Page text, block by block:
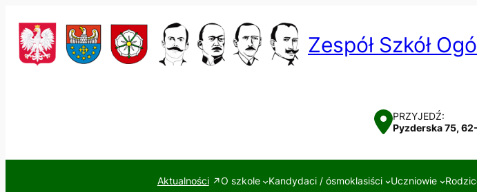
do
treści
Zespół Szkół
PRZYJEDŹ:
Pyzderska 75,
Aktualności O szkole Kandydaci / ósmoklasiści Uczniowie